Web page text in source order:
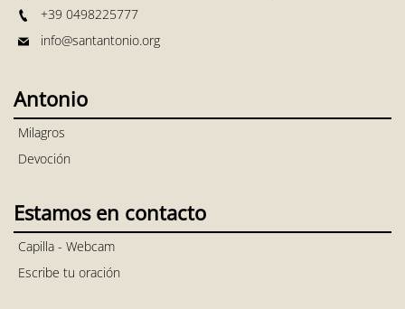
+39 0498225777
info@santantonio.org
Antonio
Milagros
Devoción
Estamos en contacto
Capilla - Webcam
Escribe tu oración